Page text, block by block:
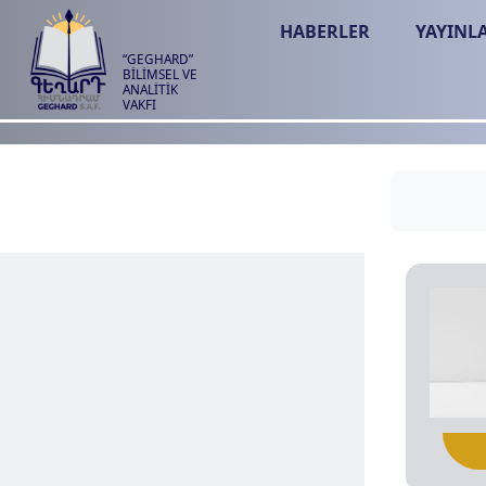
“GEGHARD”
BİLİMSEL VE
ANALİTİK
VAKFI
HABERLER